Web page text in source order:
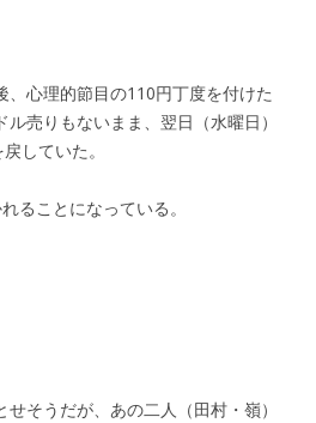
、心理的節目の110円丁度を付けた
売りもないまま、翌日（水曜日）
していた。
ることになっている。
そうだが、あの二人（田村・嶺）